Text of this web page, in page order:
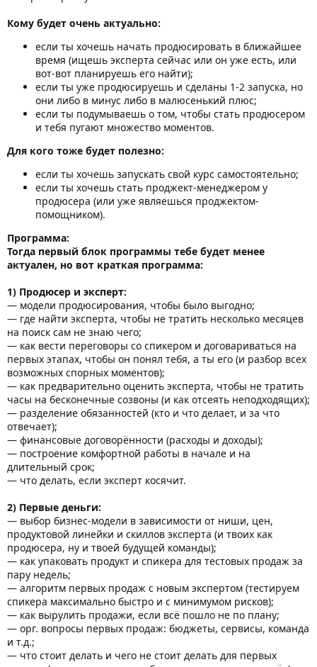
Кому будет очень актуально:
если ты хочешь начать продюсировать в ближайшее
время (ищешь эксперта сейчас или он уже есть, или
вот-вот планируешь его найти);
если ты уже продюсируешь и сделаны 1-2 запуска, но
они либо в минус либо в малюсенький плюс;
если ты подумываешь о том, чтобы стать продюсером
и тебя пугают множество моментов.
Для кого тоже будет полезно:
если ты хочешь запускать свой курс самостоятельно;
если ты хочешь стать проджект-менеджером у
продюсера (или уже являешься проджектом-
помощником).
Программа:
Тогда первый блок программы тебе будет менее
актуален, но вот краткая программа:
1) Продюсер и эксперт:
— модели продюсирования, чтобы было выгодно;
— где найти эксперта, чтобы не тратить несколько месяцев
на поиск сам не знаю чего;
— как вести переговоры со спикером и договариваться на
первых этапах, чтобы он понял тебя, а ты его (и разбор всех
возможных спорных моментов);
— как предварительно оценить эксперта, чтобы не тратить
часы на бесконечные созвоны (и как отсеять неподходящих);
— разделение обязанностей (кто и что делает, и за что
отвечает);
— финансовые договорённости (расходы и доходы);
— построение комфортной работы в начале и на
длительный срок;
— что делать, если эксперт косячит.
2) Первые деньги:
— выбор бизнес-модели в зависимости от ниши, цен,
продуктовой линейки и скиллов эксперта (и твоих как
продюсера, ну и твоей будущей команды);
— как упаковать продукт и спикера для тестовых продаж за
пару недель;
— алгоритм первых продаж с новым экспертом (тестируем
спикера максимально быстро и с минимумом рисков);
— как вырулить продажи, если всё пошло не по плану;
— орг. вопросы первых продаж: бюджеты, сервисы, команда
и т.д.;
— что стоит делать и чего не стоит делать для первых